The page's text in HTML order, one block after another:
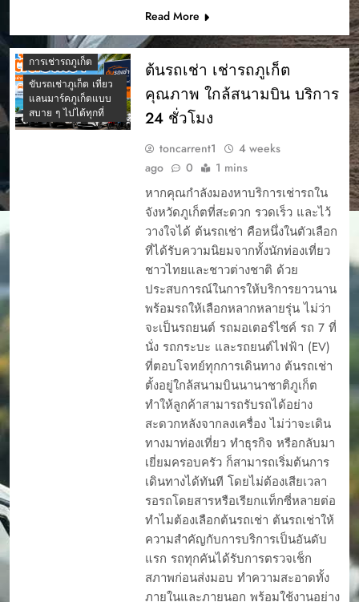
Read More
นิยม ต้นรถเช่า ภูเก็ต
การเช่ารถภูเก็ต
ขับรถเช่าภูเก็ต เที่ยว
แลนมาร์คภูเก็ตแบบ
สบาย ๆ ไปได้ทุกที่
ต้นรถเช่า เช่ารถภูเก็ต
คุณภาพ ใกล้สนามบิน บริการ
24 ชั่วโมง
toncarrent1
4 weeks
ago
0 1 mins
หากคุณกำลังมองหาบริการเช่ารถใน
จังหวัดภูเก็ตที่สะดวก รวดเร็ว และไว้
วางใจได้ ต้นรถเช่า คือหนึ่งในตัวเลือก
ที่ได้รับความนิยมจากทั้งนักท่องเที่ยว
ชาวไทยและชาวต่างชาติ ด้วย
ประสบการณ์ในการให้บริการยาวนาน
พร้อมรถให้เลือกหลากหลายรุ่น ไม่ว่า
จะเป็นรถยนต์ รถมอเตอร์ไซค์ รถ 7 ที่
นั่ง รถกระบะ และรถยนต์ไฟฟ้า (EV)
ที่ตอบโจทย์ทุกการเดินทาง ต้นรถเช่า
ตั้งอยู่ใกล้สนามบินนานาชาติภูเก็ต
ทำให้ลูกค้าสามารถรับรถได้อย่าง
สะดวกหลังจากลงเครื่อง ไม่ว่าจะเดิน
ทางมาท่องเที่ยว ทำธุรกิจ หรือกลับมา
เยี่ยมครอบครัว ก็สามารถเริ่มต้นการ
เดินทางได้ทันที โดยไม่ต้องเสียเวลา
รอรถโดยสารหรือเรียกแท็กซี่หลายต่อ
ทำไมต้องเลือกต้นรถเช่า ต้นรถเช่าให้
ความสำคัญกับการบริการเป็นอันดับ
แรก รถทุกคันได้รับการตรวจเช็ก
สภาพก่อนส่งมอบ ทำความสะอาดทั้ง
ภายในและภายนอก พร้อมใช้งานอย่าง